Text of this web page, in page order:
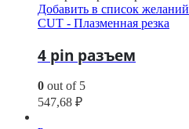
Добавить в список желаний
CUT - Плазменная резка
4 pin разъем
0 out of 5
547,68 ₽